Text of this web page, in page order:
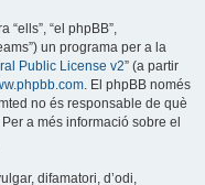
“el phpBB”,
un programa per a la
Public License v2” (a partir
. El phpBB només
no és responsable de què
a més informació sobre el
difamatori, d’odi,